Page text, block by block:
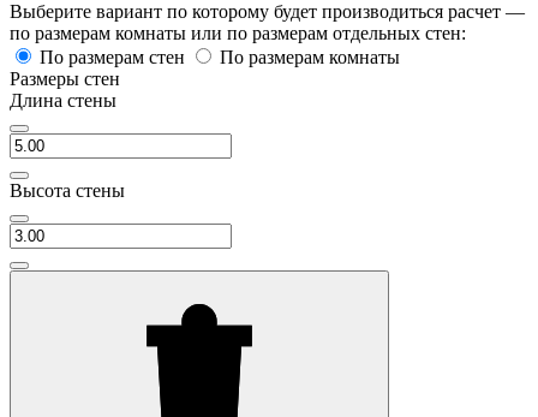
Выберите вариант по которому будет производиться расчет —
по размерам комнаты или по размерам отдельных стен:
По размерам стен
По размерам комнаты
Размеры стен
Длина стены
Высота стены